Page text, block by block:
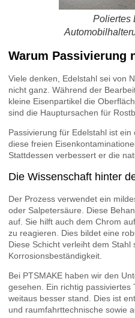
Poliertes
Warum Passivierung
Viele denken, Edelstahl sei von
nicht ganz. Während der
kleine Eisenpartikel die
sind die Hauptursachen für
Passivierung für Edelstahl ist
diese freien
Stattdessen verbessert er die
Die Wissenschaft hinter
Der Prozess verwendet ein
oder Salpetersäure. Diese
auf. Sie hilft auch dem Chrom
zu reagieren. Dies bildet eine
Diese Schicht verleiht dem Stahl
Korrosionsbeständigkeit.
Bei PTSMAKE haben wir den
gesehen. Ein richtig passiviertes
weitaus besser stand. Dies ist
und raumfahrttechnische sowie